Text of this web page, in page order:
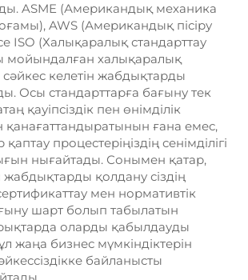
ASME (Американдық механика
AWS (Американдық пісіру
ISO (Халықаралық стандарттау
мойындалған халықаралық
сәйкес келетін жабдықтарды
Осы стандарттарға бағыну тек
қауіпсіздік пен өнімділік
қанағаттандыратынын ғана емес,
процестеріңіздің сенімділігі
нығайтады. Сонымен қатар,
жабдықтарды қолдану сіздің
мен нормативтік
шарт болып табылатын
оларды қабылдауды
жаңа бизнес мүмкіндіктерін
байланысты